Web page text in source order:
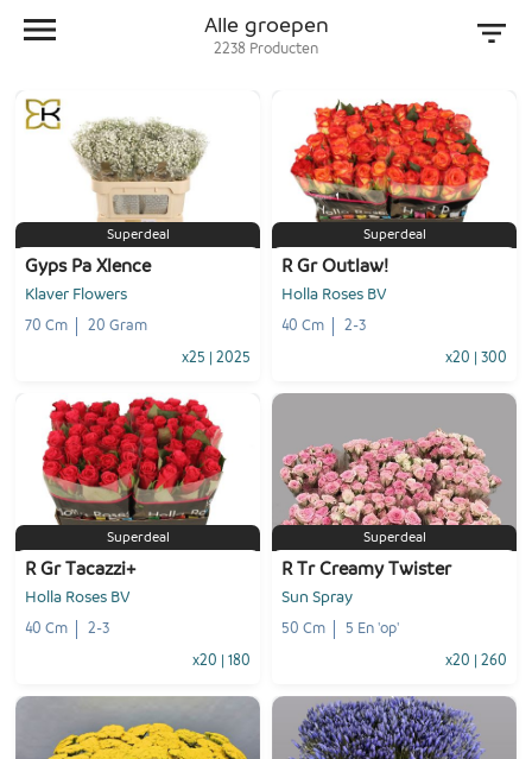
Alle groepen
2238 Producten
Superdeal
Gyps Pa Xlence
Klaver Flowers
70 Cm 20 Gram
x25 2025
- 1 + Voeg toe
Superdeal
R Gr Outlaw!
Holla Roses BV
40 Cm 2-3
x20 300
- 1 + Voeg toe
Superdeal
R Gr Tacazzi+
Holla Roses BV
40 Cm 2-3
x20 180
Superdeal
R Tr Creamy Twister
Sun Spray
50 Cm 5 En 'op'
x20 260